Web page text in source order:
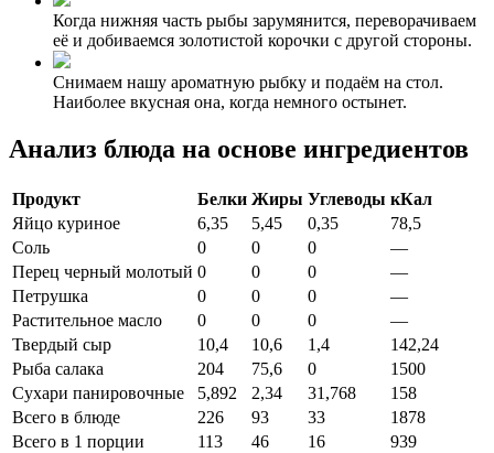
Когда нижняя часть рыбы зарумянится, переворачиваем
её и добиваемся золотистой корочки с другой стороны.
Снимаем нашу ароматную рыбку и подаём на стол.
Наиболее вкусная она, когда немного остынет.
Анализ блюда на основе ингредиентов
Продукт Белки Жиры Углеводы кКал
Яйцо куриное
6,35 5,45 0,35
78,5
Соль
0 0 0
—
Перец черный молотый 0 0 0
—
Петрушка
0 0 0
—
Растительное масло
0 0 0
—
Твердый сыр
10,4 10,6 1,4
142,24
Рыба салака
204 75,6 0
1500
Сухари панировочные
5,892 2,34 31,768
158
Всего в блюде
226 93 33
1878
Всего в 1 порции
113 46 16
939